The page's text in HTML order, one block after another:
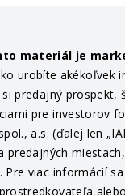
materiál je
urobíte akékoľvek
predajný prospekt,
pre investorov
a.s. (ďalej len
predajných
Pre viac informácií